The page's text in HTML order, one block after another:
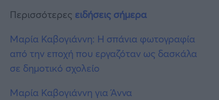
Περισσότερες ειδήσεις σήμερα
Μαρία Καβογιάννη: Η σπάνια φωτογραφία
από την εποχή που εργαζόταν ως δασκάλα
σε δημοτικό σχολείο
Μαρία Καβογιάννη για Άννα